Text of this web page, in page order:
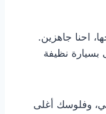
احنا جاهزين.
بسيارة نظيفة
وفلوسك أغلى